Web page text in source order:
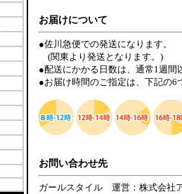
お届けについて
●佐川急便での発送になります。
(関東より発送となります。)
●配送にかかる日数は、通常1週間
●お届け時間のご指定は、下記の6
お問い合わせ先
ガールスタイル 運営：株式会社